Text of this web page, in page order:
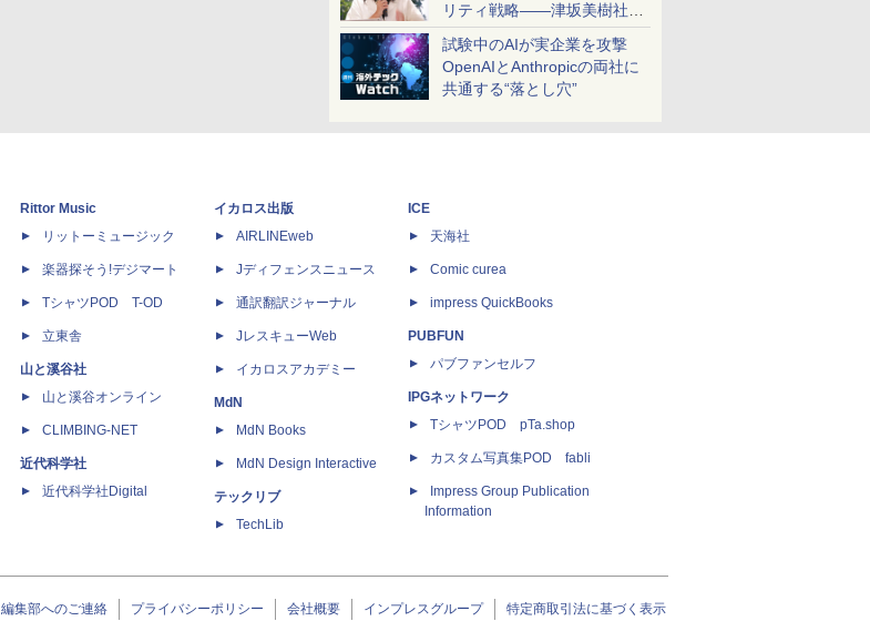
リティ戦略――津坂美樹社長
が2027年度戦略を説明
試験中のAIが実企業を攻撃
OpenAIとAnthropicの両社に
共通する“落とし穴”
Rittor Music
リットーミュージック
楽器探そう!デジマート
TシャツPOD T-OD
立東舎
山と溪谷社
山と溪谷オンライン
CLIMBING-NET
近代科学社
近代科学社Digital
イカロス出版
AIRLINEweb
Jディフェンスニュース
通訳翻訳ジャーナル
JレスキューWeb
イカロスアカデミー
MdN
MdN Books
MdN Design Interactive
テックリブ
TechLib
ICE
天海社
Comic curea
impress QuickBooks
PUBFUN
パブファンセルフ
IPGネットワーク
TシャツPOD pTa.shop
カスタム写真集POD fabli
Impress Group Publication
Information
編集部へのご連絡 プライバシーポリシー 会社概要 インプレスグループ 特定商取引法に基づく表示